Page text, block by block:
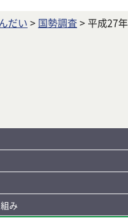
だい > 国勢調査> 平成27年
み